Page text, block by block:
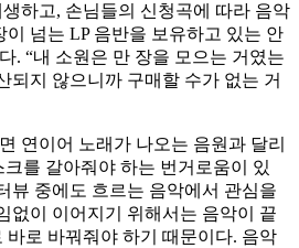
하고, 손님들의 신청곡에 따라 음악
이 넘는 LP 음반을 보유하고 있는 안
. “내 소원은 만 장을 모으는 거였는
되지 않으니까 구매할 수가 없는 거
연이어 노래가 나오는 음원과 달리
를 갈아줘야 하는 번거로움이 있
뷰 중에도 흐르는 음악에서 관심을
없이 이어지기 위해서는 음악이 끝
바로 바꿔줘야 하기 때문이다. 음악